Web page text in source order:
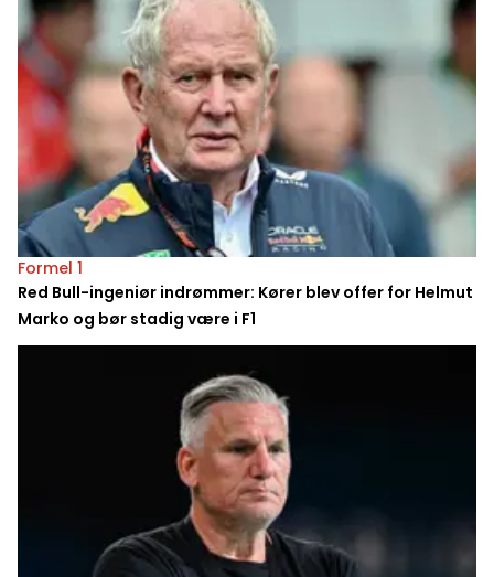
Formel 1
Red Bull-ingeniør indrømmer: Kører blev offer for Helmut
Marko og bør stadig være i F1